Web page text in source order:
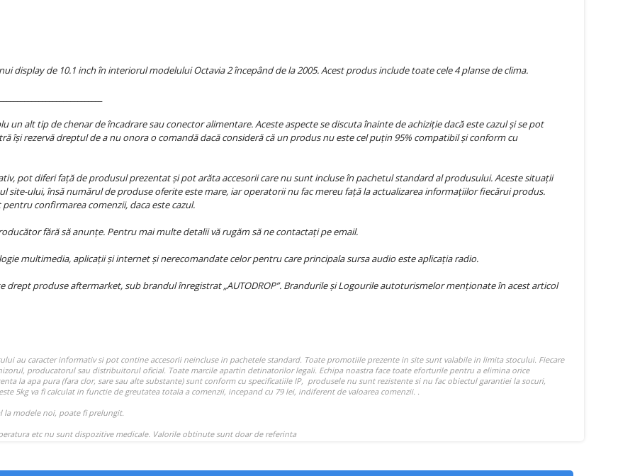
display de 10.1 inch în interiorul modelului Octavia 2 începând de la 2005. Acest produs include toate cele 4 planse de clima.
alt tip de chenar de încadrare sau conector alimentare. Aceste aspecte se discuta înainte de achiziție dacă este cazul și se pot
își rezervă dreptul de a nu onora o comandă dacă consideră că un produs nu este cel puțin 95% compatibil și conform cu
pot diferi față de produsul prezentat și pot arăta accesorii care nu sunt incluse în pachetul standard al produsului. Aceste situații
ului, însă numărul de produse oferite este mare, iar operatorii nu fac mereu față la actualizarea informațiilor fiecărui produs.
confirmarea comenzii, daca este cazul.
fără să anunțe. Pentru mai multe detalii vă rugăm să ne contactați pe email.
multimedia, aplicații și internet și nerecomandate celor pentru care principala sursa audio este aplicația radio.
drept produse aftermarket, sub brandul înregistrat „AUTODROP”. Brandurile și Logourile autoturismelor menționate în acest articol